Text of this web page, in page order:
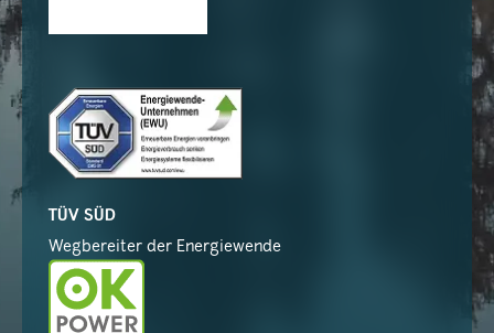
TÜV SÜD
Wegbereiter der Energiewende